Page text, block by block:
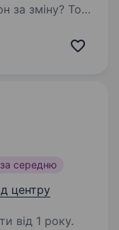
за зміну? Тоді
середню
центру
від 1 року.